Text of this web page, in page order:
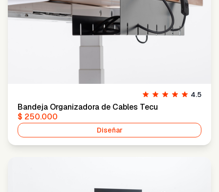
4.5
Bandeja Organizadora de Cables Tecu
$ 250.000
Diseñar